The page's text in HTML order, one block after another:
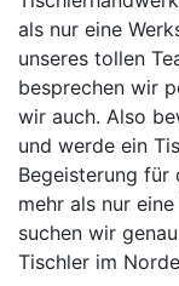
als nur eine
unseres tollen
besprechen wir
wir auch. Also
und werde ein
Begeisterung für
mehr als nur
suchen wir
Tischler im